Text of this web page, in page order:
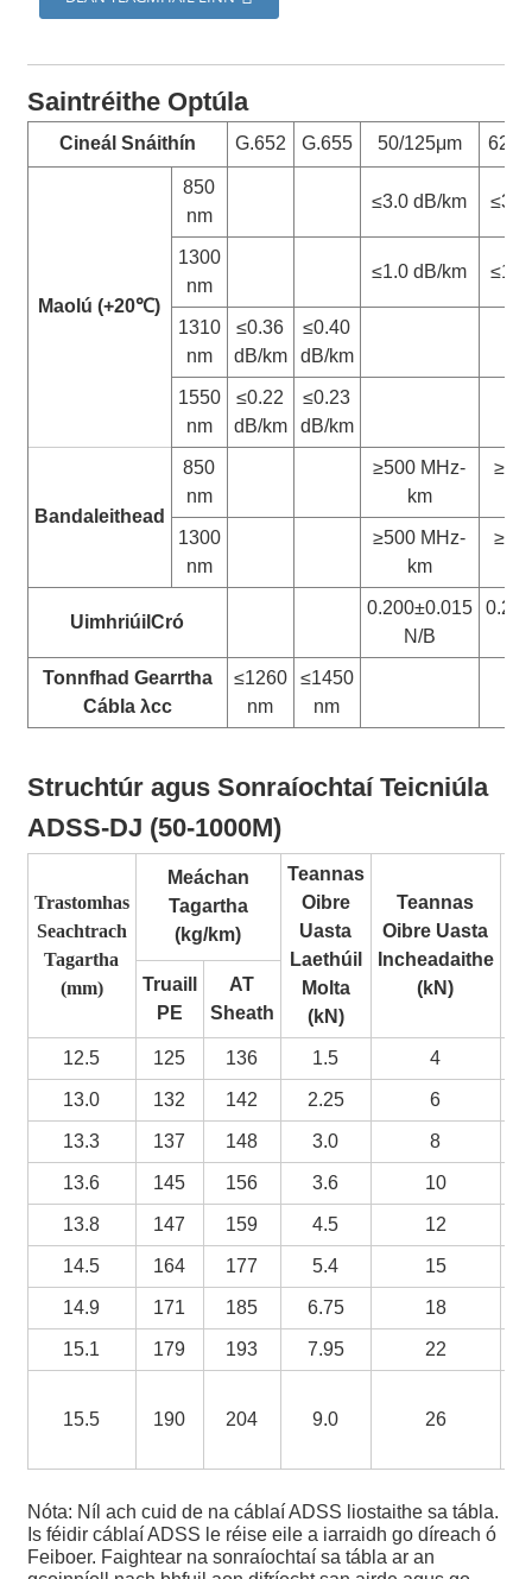
Saintréithe Optúla
Cineál Snáithín G.652 G.655 50/125μm
Maolú (+20℃)
850
nm
≤3.0 dB/km ≤3.3
1300
nm
≤1.0 dB/km ≤1.0
1310
nm
≤0.36
dB/km
≤0.40
dB/km
1550
nm
≤0.22
dB/km
≤0.23
dB/km
Bandaleithead
850
nm
≥500 MHz-
km
1300
nm
≥500 MHz-
km
UimhriúilCró
0.200±0.015
N/B
Tonnfhad Gearrtha
Cábla λcc
≤1260
nm
≤1450
nm
Struchtúr agus Sonraíochtaí Teicniúla
ADSS-DJ (50-1000M)
Trastomhas
Seachtrach
Tagartha
(mm)
Meáchan
Tagartha
(kg/km)
Teannas
Oibre
Uasta
Laethúil
Molta
(kN)
Teannas
Oibre Uasta
Incheadaithe
(kN)
Truaill
PE
AT
Sheath
12.5 125 136 1.5 4
13.0 132 142 2.25 6
13.3 137 148 3.0 8
13.6 145 156 3.6 10
13.8 147 159 4.5 12
14.5 164 177 5.4 15
14.9 171 185 6.75 18
15.1 179 193 7.95 22
15.5 190 204 9.0 26
Nóta: Níl ach cuid de na cáblaí ADSS liostaithe sa tábla.
Is féidir cáblaí ADSS le réise eile a iarraidh go díreach ó
Feiboer. Faightear na sonraíochtaí sa tábla ar an